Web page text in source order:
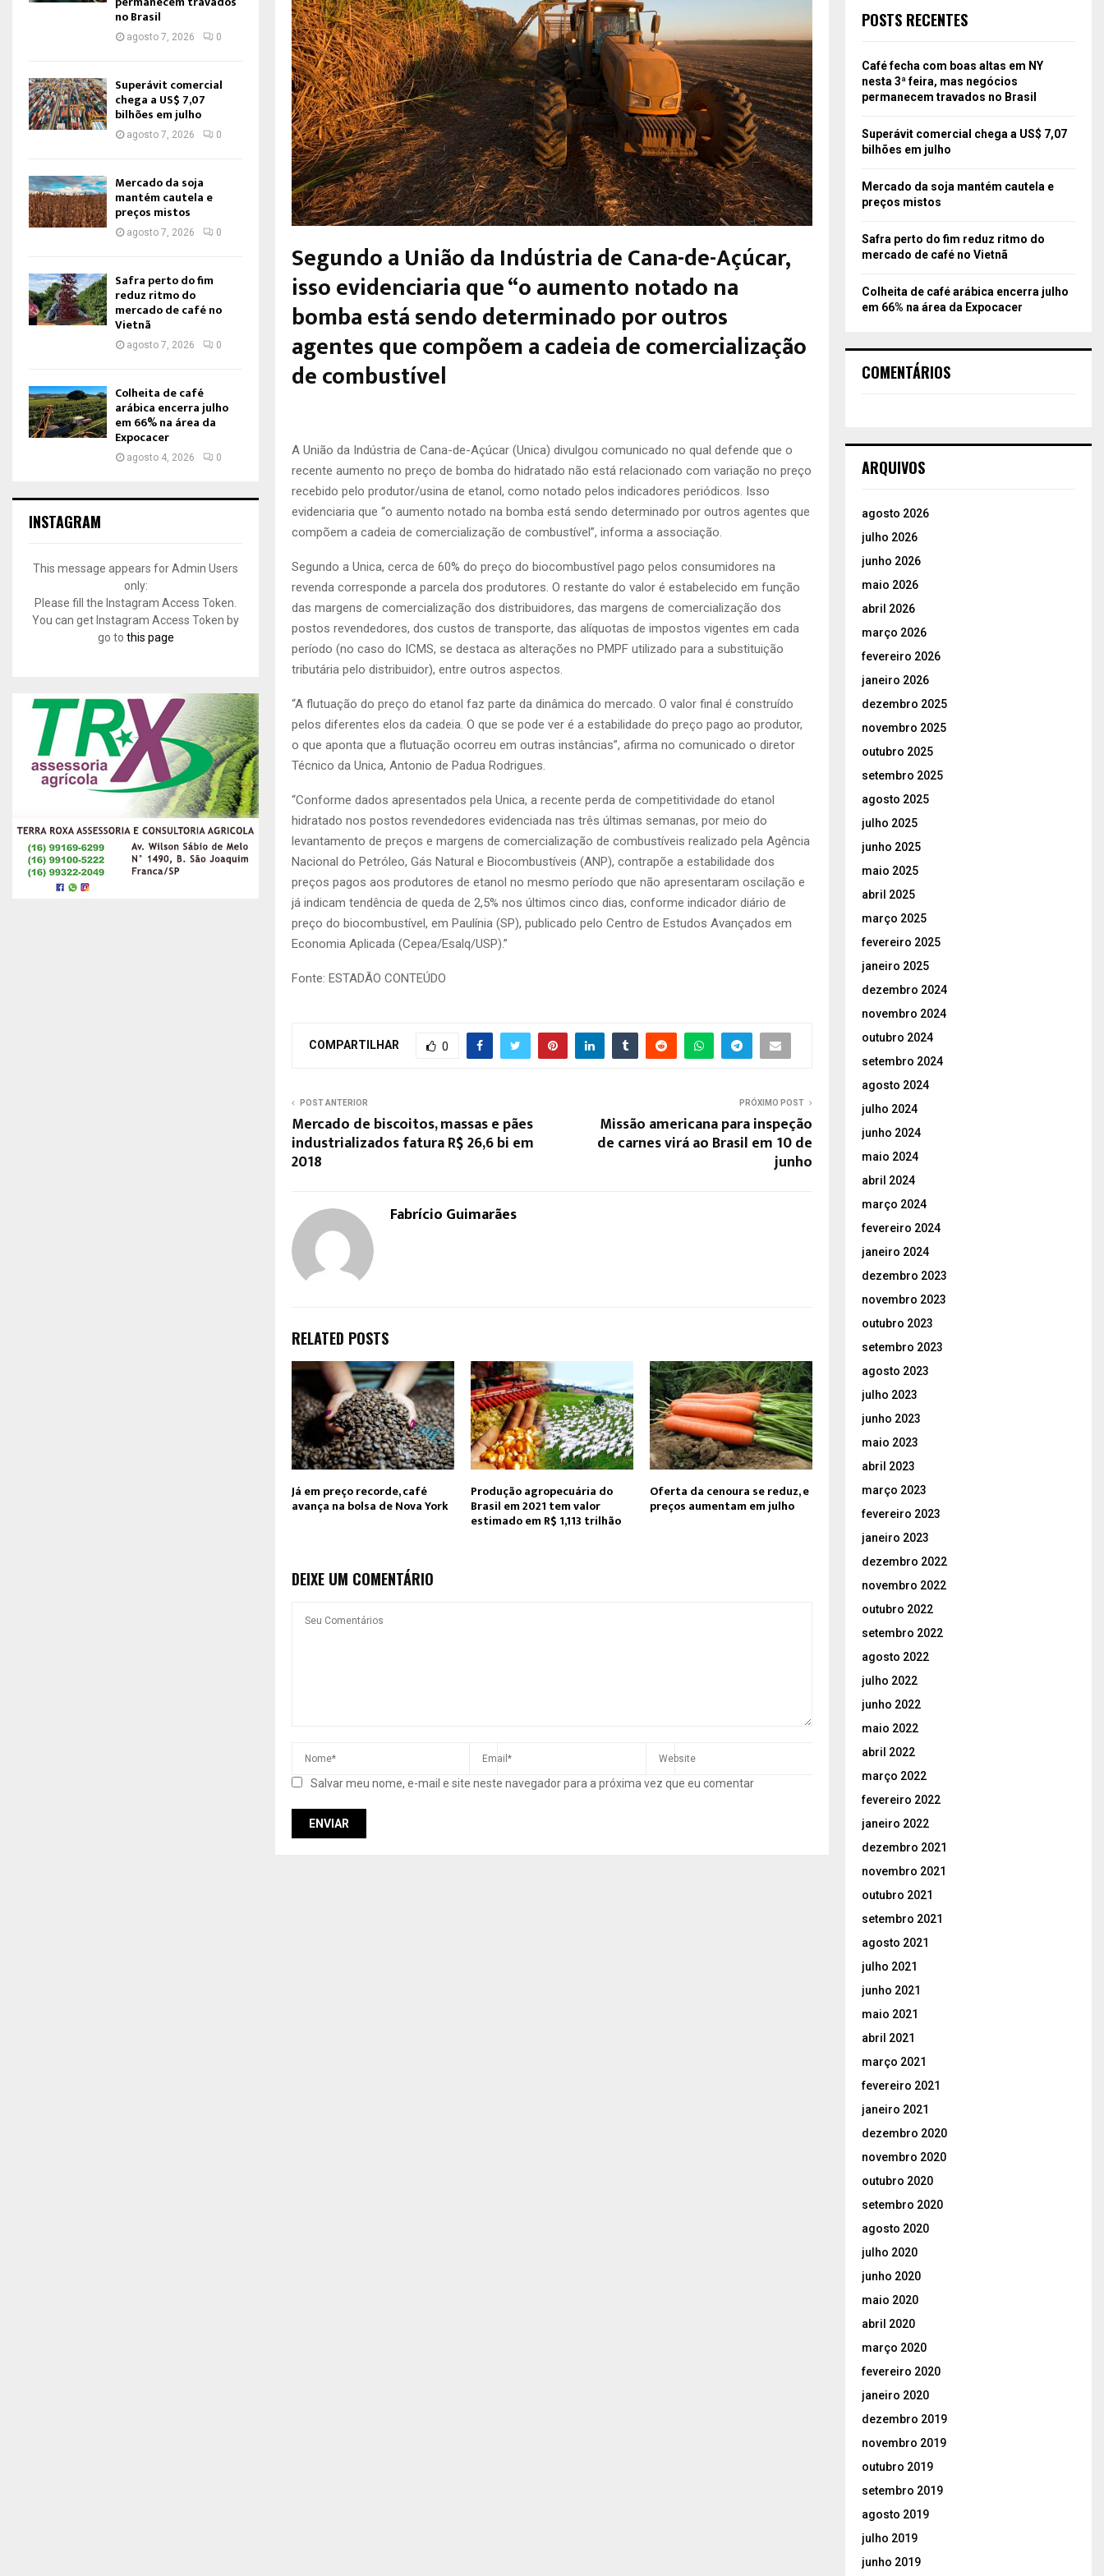
Segundo a União da Indústria de Cana-de-Açúcar,
isso evidenciaria que “o aumento notado na
bomba está sendo determinado por outros
agentes que compõem a cadeia de comercialização
de combustível
A União da Indústria de Cana-de-Açúcar (Unica) divulgou comunicado no qual defende que o
recente aumento no preço de bomba do hidratado não está relacionado com variação no preço
recebido pelo produtor/usina de etanol, como notado pelos indicadores periódicos. Isso
evidenciaria que “o aumento notado na bomba está sendo determinado por outros agentes que
compõem a cadeia de comercialização de combustível”, informa a associação.
Segundo a Unica, cerca de 60% do preço do biocombustível pago pelos consumidores na
revenda corresponde a parcela dos produtores. O restante do valor é estabelecido em função
das margens de comercialização dos distribuidores, das margens de comercialização dos
postos revendedores, dos custos de transporte, das alíquotas de impostos vigentes em cada
período (no caso do ICMS, se destaca as alterações no PMPF utilizado para a substituição
tributária pelo distribuidor), entre outros aspectos.
“A flutuação do preço do etanol faz parte da dinâmica do mercado. O valor final é construído
pelos diferentes elos da cadeia. O que se pode ver é a estabilidade do preço pago ao produtor,
o que aponta que a flutuação ocorreu em outras instâncias”, afirma no comunicado o diretor
Técnico da Unica, Antonio de Padua Rodrigues.
“Conforme dados apresentados pela Unica, a recente perda de competitividade do etanol
hidratado nos postos revendedores evidenciada nas três últimas semanas, por meio do
levantamento de preços e margens de comercialização de combustíveis realizado pela Agência
Nacional do Petróleo, Gás Natural e Biocombustíveis (ANP), contrapõe a estabilidade dos
preços pagos aos produtores de etanol no mesmo período que não apresentaram oscilação e
já indicam tendência de queda de 2,5% nos últimos cinco dias, conforme indicador diário de
preço do biocombustível, em Paulínia (SP), publicado pelo Centro de Estudos Avançados em
Economia Aplicada (Cepea/Esalq/USP).”
Fonte: ESTADÃO CONTEÚDO
COMPARTILHAR 0
POST ANTERIOR
Mercado de biscoitos, massas e pães
industrializados fatura R$ 26,6 bi em
2018
PRÓXIMO POST
Missão americana para inspeção
de carnes virá ao Brasil em 10 de
junho
Fabrício Guimarães
RELATED POSTS
Já em preço recorde, café
avança na bolsa de Nova York
Produção agropecuária do
Brasil em 2021 tem valor
estimado em R$ 1,113 trilhão
Oferta da cenoura se reduz, e
preços aumentam em julho
DEIXE UM COMENTÁRIO
Salvar meu nome, e-mail e site neste navegador para a próxima vez que eu comentar
no Brasil
agosto 7, 2026 0
Superávit comercial
chega a US$ 7,07
bilhões em julho
agosto 7, 2026 0
Mercado da soja
mantém cautela e
preços mistos
agosto 7, 2026 0
Safra perto do fim
reduz ritmo do
mercado de café no
Vietnã
agosto 7, 2026 0
Colheita de café
arábica encerra julho
em 66% na área da
Expocacer
agosto 4, 2026 0
INSTAGRAM
This message appears for Admin Users
only:
Please fill the Instagram Access Token.
You can get Instagram Access Token by
go to this page
POSTS RECENTES
Café fecha com boas altas em NY
nesta 3ª feira, mas negócios
permanecem travados no Brasil
Superávit comercial chega a US$ 7,07
bilhões em julho
Mercado da soja mantém cautela e
preços mistos
Safra perto do fim reduz ritmo do
mercado de café no Vietnã
Colheita de café arábica encerra julho
em 66% na área da Expocacer
COMENTÁRIOS
ARQUIVOS
agosto 2026
julho 2026
junho 2026
maio 2026
abril 2026
março 2026
fevereiro 2026
janeiro 2026
dezembro 2025
novembro 2025
outubro 2025
setembro 2025
agosto 2025
julho 2025
junho 2025
maio 2025
abril 2025
março 2025
fevereiro 2025
janeiro 2025
dezembro 2024
novembro 2024
outubro 2024
setembro 2024
agosto 2024
julho 2024
junho 2024
maio 2024
abril 2024
março 2024
fevereiro 2024
janeiro 2024
dezembro 2023
novembro 2023
outubro 2023
setembro 2023
agosto 2023
julho 2023
junho 2023
maio 2023
abril 2023
março 2023
fevereiro 2023
janeiro 2023
dezembro 2022
novembro 2022
outubro 2022
setembro 2022
agosto 2022
julho 2022
junho 2022
maio 2022
abril 2022
março 2022
fevereiro 2022
janeiro 2022
dezembro 2021
novembro 2021
outubro 2021
setembro 2021
agosto 2021
julho 2021
junho 2021
maio 2021
abril 2021
março 2021
fevereiro 2021
janeiro 2021
dezembro 2020
novembro 2020
outubro 2020
setembro 2020
agosto 2020
julho 2020
junho 2020
maio 2020
abril 2020
março 2020
fevereiro 2020
janeiro 2020
dezembro 2019
novembro 2019
outubro 2019
setembro 2019
agosto 2019
julho 2019
junho 2019